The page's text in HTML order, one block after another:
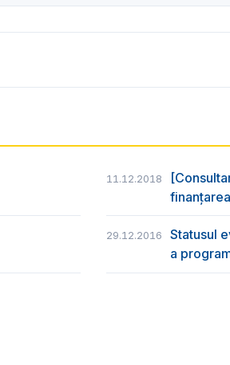
11.12.2018
29.12.2016
Statusul
a